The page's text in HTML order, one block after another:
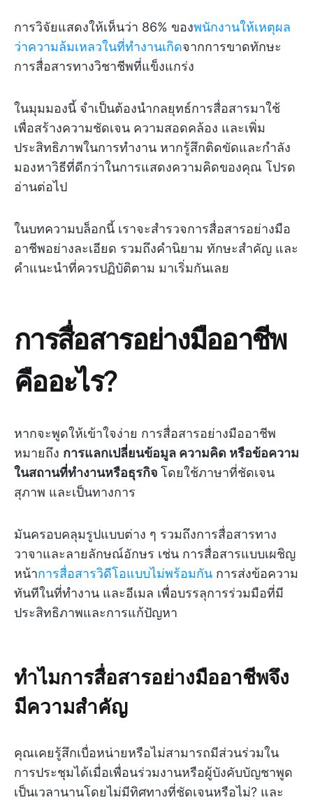
การวิจัยแสดงให้เห็นว่า 86% ของพนักงานให้เหตุผล
ว่าความล้มเหลวในที่ทำงานเกิดจากการขาดทักษะ
การสื่อสารทางวิชาชีพที่แข็งแกร่ง
ในมุมมองนี้ จำเป็นต้องนำกลยุทธ์การสื่อสารมาใช้
เพื่อสร้างความชัดเจน ความสอดคล้อง และเพิ่ม
ประสิทธิภาพในการทำงาน หากรู้สึกติดขัดและกำลัง
มองหาวิธีที่ดีกว่าในการแสดงความคิดของคุณ โปรด
อ่านต่อไป
ในบทความบล็อกนี้ เราจะสำรวจการสื่อสารอย่างมือ
อาชีพอย่างละเอียด รวมถึงคำนิยาม ทักษะสำคัญ และ
คำแนะนำที่ควรปฏิบัติตาม มาเริ่มกันเลย
การสื่อสารอย่างมืออาชีพ
คืออะไร?
หากจะพูดให้เข้าใจง่าย การสื่อสารอย่างมืออาชีพ
หมายถึง การแลกเปลี่ยนข้อมูล ความคิด หรือข้อความ
ในสถานที่ทำงานหรือธุรกิจ โดยใช้ภาษาที่ชัดเจน
สุภาพ และเป็นทางการ
มันครอบคลุมรูปแบบต่าง ๆ รวมถึงการสื่อสารทาง
วาจาและลายลักษณ์อักษร เช่น การสื่อสารแบบเผชิญ
หน้าการสื่อสารวิดีโอแบบไม่พร้อมกัน การส่งข้อความ
ทันทีในที่ทำงาน และอีเมล เพื่อบรรลุการร่วมมือที่มี
ประสิทธิภาพและการแก้ปัญหา
ทำไมการสื่อสารอย่างมืออาชีพจึง
มีความสำคัญ
คุณเคยรู้สึกเบื่อหน่ายหรือไม่สามารถมีส่วนร่วมใน
การประชุมได้เมื่อเพื่อนร่วมงานหรือผู้บังคับบัญชาพูด
เป็นเวลานานโดยไม่มีทิศทางที่ชัดเจนหรือไม่? และ